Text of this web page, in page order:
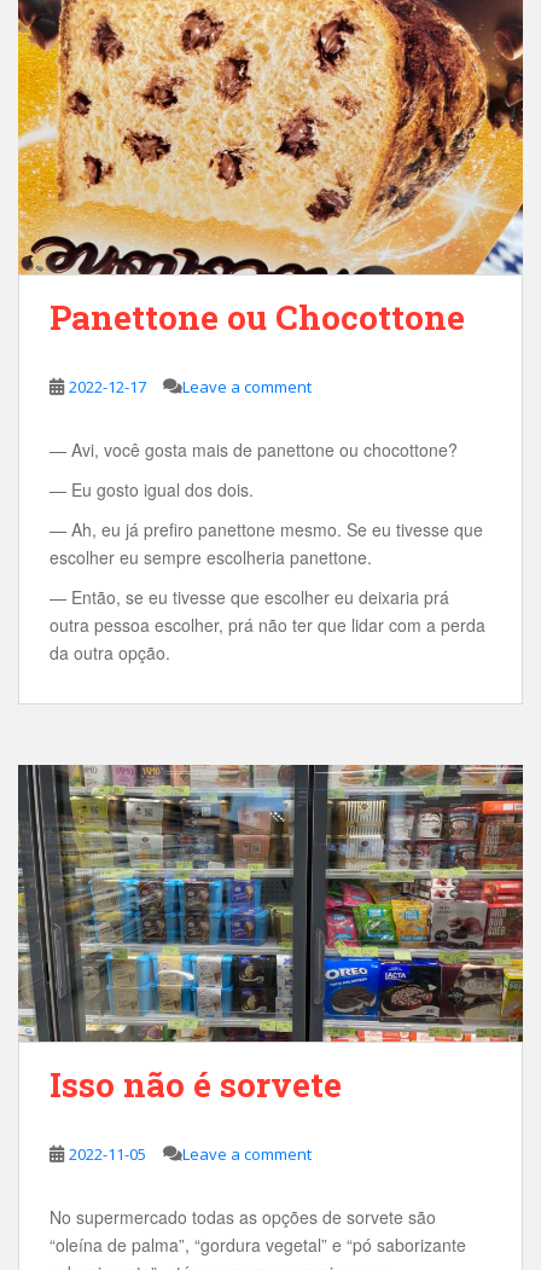
Panettone ou Chocottone
2022-12-17 Leave a comment
— Avi, você gosta mais de panettone ou chocottone?
— Eu gosto igual dos dois.
— Ah, eu já prefiro panettone mesmo. Se eu tivesse que
escolher eu sempre escolheria panettone.
— Então, se eu tivesse que escolher eu deixaria prá
outra pessoa escolher, prá não ter que lidar com a perda
da outra opção.
Isso não é sorvete
2022-11-05 Leave a comment
No supermercado todas as opções de sorvete são
“oleína de palma”, “gordura vegetal” e “pó saborizante